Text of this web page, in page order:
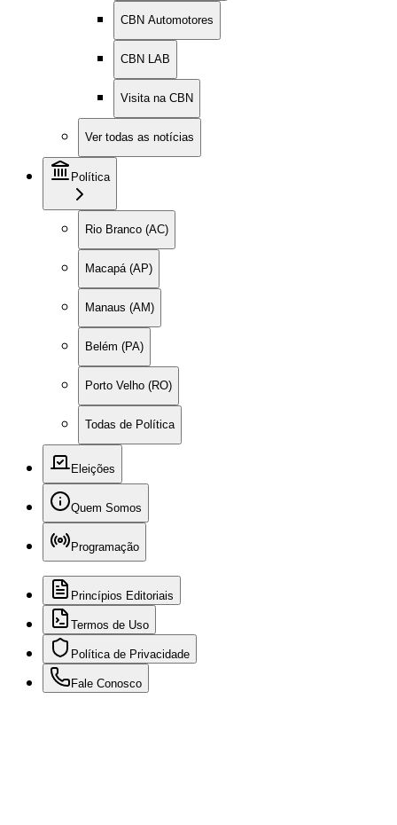
CBN Automotores
CBN LAB
Visita na CBN
Ver todas as notícias
Política
Rio Branco (AC)
Macapá (AP)
Manaus (AM)
Belém (PA)
Porto Velho (RO)
Todas de Política
Eleições
Quem Somos
Programação
Princípios Editoriais
Termos de Uso
Política de Privacidade
Fale Conosco